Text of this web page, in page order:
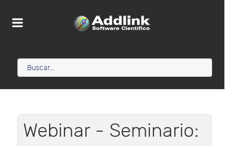
Webinar - Seminario: